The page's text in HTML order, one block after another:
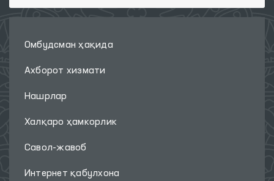
Омбудсман ҳақида
Ахборот хизмати
Нашрлар
Халқаро ҳамкорлик
Савол-жавоб
Интернет қабулхона